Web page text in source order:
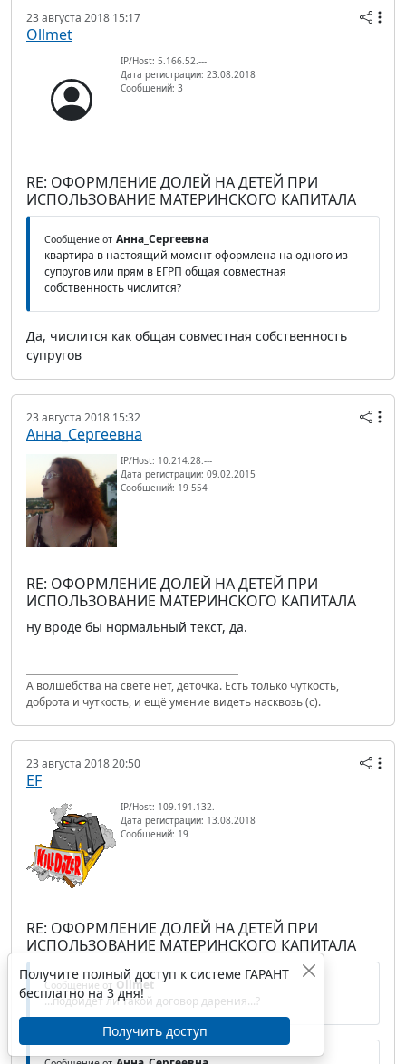
23 августа 2018 15:17
Ollmet
IP/Host: 5.166.52.---
Дата регистрации: 23.08.2018
Сообщений: 3
RE: ОФОРМЛЕНИЕ ДОЛЕЙ НА ДЕТЕЙ ПРИ
ИСПОЛЬЗОВАНИЕ МАТЕРИНСКОГО КАПИТАЛА
Сообщение от Анна_Сергеевна
квартира в настоящий момент оформлена на одного из
супругов или прям в ЕГРП общая совместная
собственность числится?
Да, числится как общая совместная собственность
супругов
23 августа 2018 15:32
Анна_Сергеевна
IP/Host: 10.214.28.---
Дата регистрации: 09.02.2015
Сообщений: 19 554
RE: ОФОРМЛЕНИЕ ДОЛЕЙ НА ДЕТЕЙ ПРИ
ИСПОЛЬЗОВАНИЕ МАТЕРИНСКОГО КАПИТАЛА
ну вроде бы нормальный текст, да.
А волшебства на свете нет, деточка. Есть только чуткость,
доброта и чуткость, и ещё умение видеть насквозь (с).
23 августа 2018 20:50
EF
IP/Host: 109.191.132.---
Дата регистрации: 13.08.2018
Сообщений: 19
RE: ОФОРМЛЕНИЕ ДОЛЕЙ НА ДЕТЕЙ ПРИ
ИСПОЛЬЗОВАНИЕ МАТЕРИНСКОГО КАПИТАЛА
Сообщение от Ollmet
...подойдет ли такой договор дарения...?
Получите полный доступ к системе ГАРАНТ
бесплатно на 3 дня!
Получить доступ